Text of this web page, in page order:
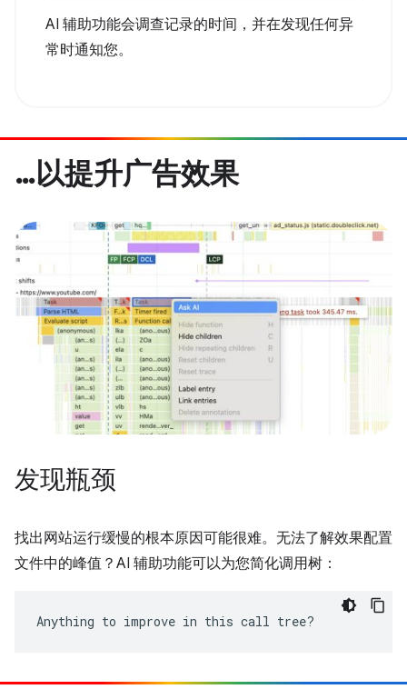
AI 辅助功能会调查记录的时间，并在发现任何异
常时通知您。
…以提升广告效果
发现瓶颈
找出网站运行缓慢的根本原因可能很难。无法了解效果配置
文件中的峰值？AI 辅助功能可以为您简化调用树：
Anything to improve in this call tree?